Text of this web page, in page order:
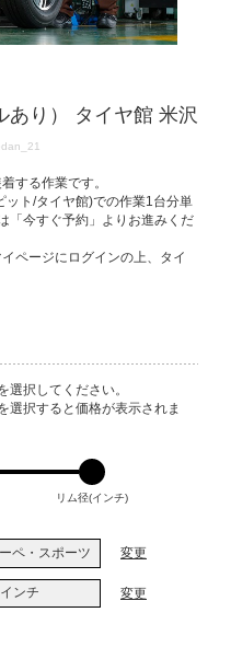
あり） タイヤ館 米沢
する作業です。
ット/タイヤ館)での作業1台分単
「今すぐ予約」よりお進みくだ
ページにログインの上、タイ
択してください。
選択すると価格が表示されま
リム径(インチ)
ペ・スポーツ 変更
ンチ 変更